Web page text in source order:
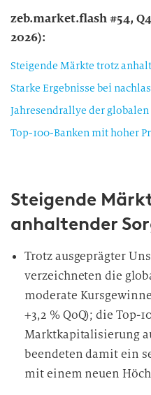
zeb.market.flash #54,
2026):
Steigende Märkte trotz
Starke Ergebnisse bei
Jahresendrallye der
Steigende
anhaltender
Trotz ausgeprägter
verzeichneten die
moderate
+3,2 % QoQ); die Top-
Marktkapitalisierung
beendeten damit ein
mit einem neuen